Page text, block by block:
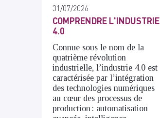
31/07/2026
COMPRENDRE L'INDUSTRIE
4.0
Connue sous le nom de la
quatrième révolution
industrielle, l’industrie 4.0 est
caractérisée par l’intégration
des technologies numériques
au cœur des processus de
production : automatisation